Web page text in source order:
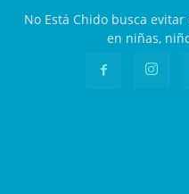
No Está Chido busca
en niñas,